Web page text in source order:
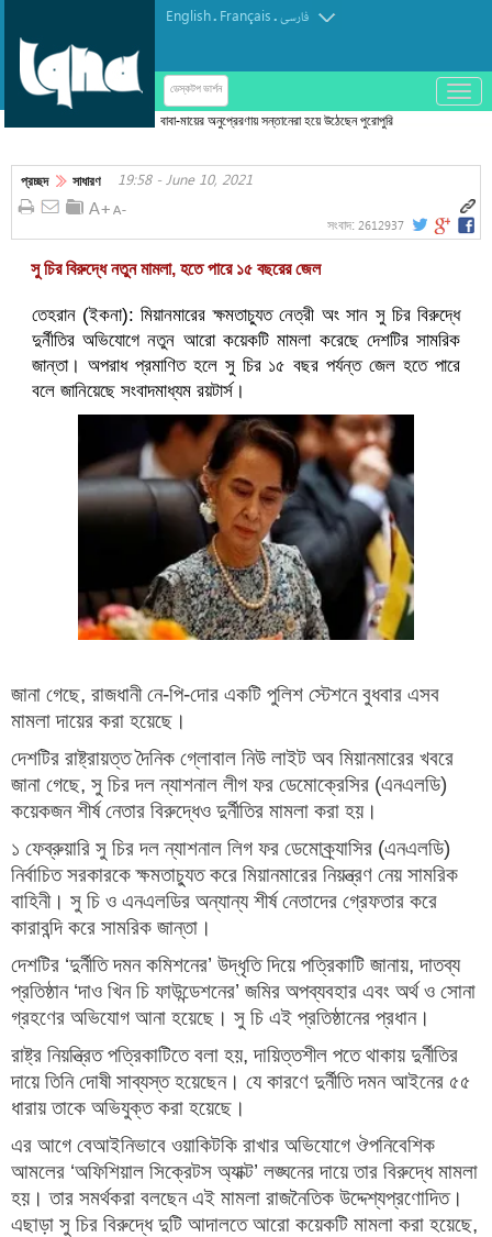
English. Français.فارسی
ডেস্কটপ ভার্শন
باز
و
کردن
বাবা-মায়ের অনুপ্রেরণায় সন্তানেরা হয়ে উঠেছেন পুরোপুরি
প্রচ্ছদ সাধারণ 19:58 - June 10, 2021
সংবাদ: 2612937
সু চির বিরুদ্ধে নতুন মামলা, হতে পারে ১৫ বছরের জেল
তেহরান (ইকনা): মিয়ানমারের ক্ষমতাচ্যুত নেত্রী অং সান সু চির বিরুদ্ধে
দুর্নীতির অভিযোগে নতুন আরো কয়েকটি মামলা করেছে দেশটির সামরিক
জান্তা। অপরাধ প্রমাণিত হলে সু চির ১৫ বছর পর্যন্ত জেল হতে পারে
বলে জানিয়েছে সংবাদমাধ্যম রয়টার্স।
জানা গেছে, রাজধানী নে-পি-দোর একটি পুলিশ স্টেশনে বুধবার এসব
মামলা দায়ের করা হয়েছে।
দেশটির রাষ্ট্রায়ত্ত দৈনিক গ্লোবাল নিউ লাইট অব মিয়ানমারের খবরে
জানা গেছে, সু চির দল ন্যাশনাল লীগ ফর ডেমোক্রেসির (এনএলডি)
কয়েকজন শীর্ষ নেতার বিরুদ্ধেও দুর্নীতির মামলা করা হয়।
১ ফেব্রুয়ারি সু চির দল ন্যাশনাল লিগ ফর ডেমোক্র্যাসির (এনএলডি)
নির্বাচিত সরকারকে ক্ষমতাচ্যুত করে মিয়ানমারের নিয়ন্ত্রণ নেয় সামরিক
বাহিনী। সু চি ও এনএলডির অন্যান্য শীর্ষ নেতাদের গ্রেফতার করে
কারাবন্দি করে সামরিক জান্তা।
দেশটির ‘দুর্নীতি দমন কমিশনের’ উদ্ধৃতি দিয়ে পত্রিকাটি জানায়, দাতব্য
প্রতিষ্ঠান ‘দাও খিন চি ফাউন্ডেশনের’ জমির অপব্যবহার এবং অর্থ ও সোনা
গ্রহণের অভিযোগ আনা হয়েছে। সু চি এই প্রতিষ্ঠানের প্রধান।
রাষ্ট্র নিয়ন্ত্রিত পত্রিকাটিতে বলা হয়, দায়িত্তশীল পতে থাকায় দুর্নীতির
দায়ে তিনি দোষী সাব্যস্ত হয়েছেন। যে কারণে দুর্নীতি দমন আইনের ৫৫
ধারায় তাকে অভিযুক্ত করা হয়েছে।
এর আগে বেআইনিভাবে ওয়াকিটকি রাখার অভিযোগে ঔপনিবেশিক
আমলের ‘অফিশিয়াল সিক্রেটস অ্যাক্ট’ লঙ্ঘনের দায়ে তার বিরুদ্ধে মামলা
হয়। তার সমর্থকরা বলছেন এই মামলা রাজনৈতিক উদ্দেশ্যপ্রণোদিত।
এছাড়া সু চির বিরুদ্ধে দুটি আদালতে আরো কয়েকটি মামলা করা হয়েছে,